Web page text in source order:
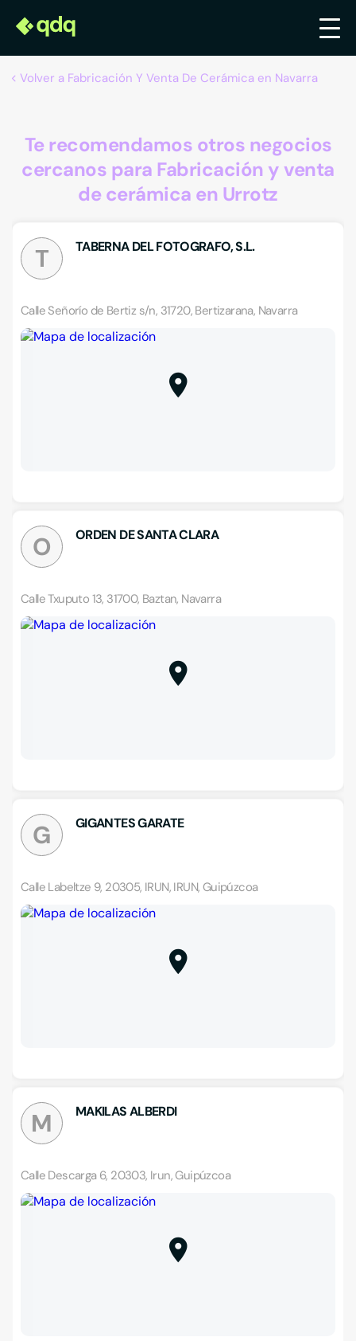
Volver a Fabricación Y Venta De Cerámica en Navarra
Te recomendamos otros negocios
cercanos para Fabricación y venta
de cerámica en Urrotz
T TABERNA DEL FOTOGRAFO, S.L.
Calle Señorío de Bertiz s/n, 31720, Bertizarana, Navarra
O ORDEN DE SANTA CLARA
Calle Txuputo 13, 31700, Baztan, Navarra
G GIGANTES GARATE
Calle Labeltze 9, 20305, IRUN, IRUN, Guipúzcoa
M MAKILAS ALBERDI
Calle Descarga 6, 20303, Irun, Guipúzcoa